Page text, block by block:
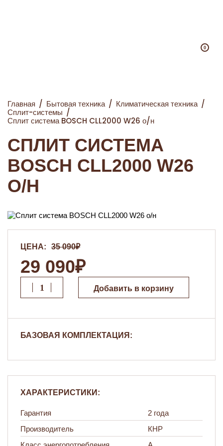
0
Главная / Бытовая техника / Климатическая техника /
Сплит-системы /
Сплит система BOSCH CLL2000 W26 о/н
СПЛИТ СИСТЕМА
BOSCH CLL2000 W26
О/Н
ЦЕНА: 35 090₽
29 090₽
Добавить в корзину
БАЗОВАЯ КОМПЛЕКТАЦИЯ:
ХАРАКТЕРИСТИКИ:
Гарантия
2 года
Производитель
КНР